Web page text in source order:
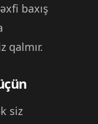
baxış
qalmır.
siz